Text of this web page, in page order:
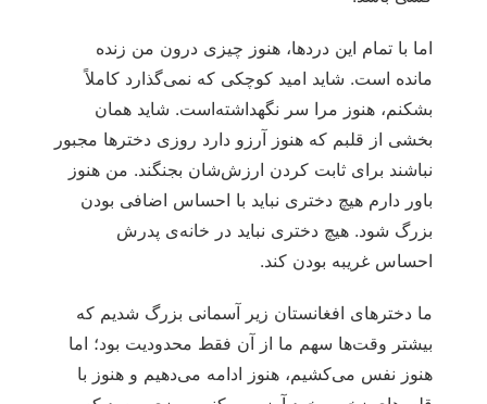
اما با تمام این دردها، هنوز چیزی درون من زنده
مانده است. شاید امید کوچکی که نمی‌گذارد کاملاً
بشکنم، هنوز مرا سر نگهداشته‌است. شاید همان
بخشی از قلبم که هنوز آرزو دارد روزی دخترها مجبور
نباشند برای ثابت کردن ارزش‌شان بجنگند. من هنوز
باور دارم هیچ دختری نباید با احساس اضافی بودن
بزرگ شود. هیچ دختری نباید در خانه‌ی پدرش
احساس غریبه بودن کند.
ما دخترهای افغانستان زیر آسمانی بزرگ شدیم که
بیشتر وقت‌ها سهم‌ ما از آن فقط محدودیت بود؛ اما
هنوز نفس می‌کشیم، هنوز ادامه می‌دهیم و هنوز با